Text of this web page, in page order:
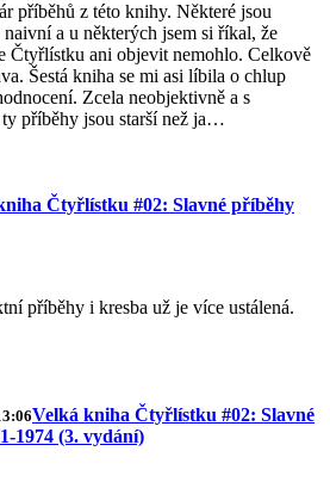
příběhů z této knihy. Některé jsou
a u některých jsem si říkal, že
Čtyřlístku ani objevit nemohlo. Celkově
Šestá kniha se mi asi líbila o chlup
Zcela neobjektivně a s
příběhy jsou starší než ja…
Čtyřlístku #02: Slavné příběhy
příběhy i kresba už je více ustálená.
Velká kniha Čtyřlístku #02: Slavné
1974 (3. vydání)